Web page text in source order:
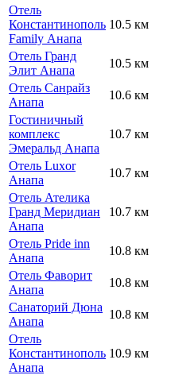
Отель
Константинополь
Family Анапа
10.5 км
Отель Гранд
Элит Анапа
10.5 км
Отель Санрайз
Анапа
10.6 км
Гостиничный
комплекс
Эмеральд Анапа
10.7 км
Отель Luxor
Анапа
10.7 км
Отель Ателика
Гранд Меридиан
Анапа
10.7 км
Отель Pride inn
Анапа
10.8 км
Отель Фаворит
Анапа
10.8 км
Санаторий Дюна
Анапа
10.8 км
Отель
Константинополь
Анапа
10.9 км